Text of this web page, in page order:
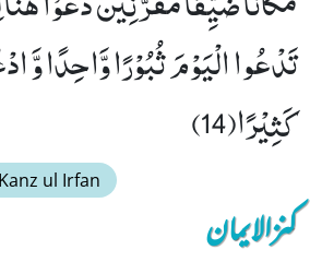
تَدْعُوا الْیَوْمَ ثُبُوْرًا وَّاحِدًا وَّ
كَثِیْرًا(14)
Kanz ul Irfan
کنزالایمان